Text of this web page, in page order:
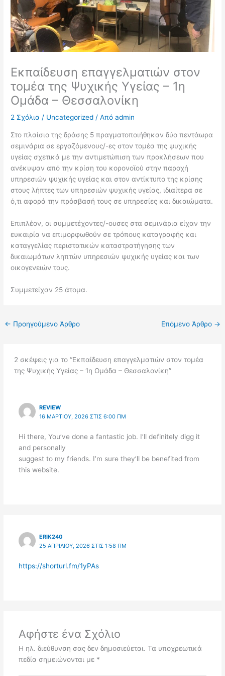
Εκπαίδευση επαγγελματιών στον
τομέα της Ψυχικής Υγείας – 1η
Ομάδα – Θεσσαλονίκη
2 Σχόλια / Uncategorized / Απόadmin
Στο πλαίσιο της δράσης 5 πραγματοποιήθηκαν δύο πεντάωρα
σεμινάρια σε εργαζόμενους/-ες στον τομέα της ψυχικής
υγείας σχετικά με την αντιμετώπιση των προκλήσεων που
ανέκυψαν από την κρίση του κορονοϊού στην παροχή
υπηρεσιών ψυχικής υγείας και στον αντίκτυπο της κρίσης
στους λήπτες των υπηρεσιών ψυχικής υγείας, ιδιαίτερα σε
ό,τι αφορά την πρόσβασή τους σε υπηρεσίες και δικαιώματα.
Επιπλέον, οι συμμετέχοντες/-ουσες στα σεμινάρια είχαν την
ευκαιρία να επιμορφωθούν σε τρόπους καταγραφής και
καταγγελίας περιστατικών καταστρατήγησης των
δικαιωμάτων ληπτών υπηρεσιών ψυχικής υγείας και των
οικογενειών τους.
Συμμετείχαν 25 άτομα.
← Προηγούμενο Άρθρο Επόμενο Άρθρο →
2 σκέψεις για το “Εκπαίδευση επαγγελματιών στον τομέα
της Ψυχικής Υγείας – 1η Ομάδα – Θεσσαλονίκη”
REVIEW
16 ΜΑΡΤΊΟΥ, 2026 ΣΤΙΣ 6:00 ΠΜ
Hi there, You’ve done a fantastic job. I’ll definitely digg it
and personally
suggest to my friends. I’m sure they’ll be benefited from
this website.
ERIK240
25 ΑΠΡΙΛΊΟΥ, 2026 ΣΤΙΣ 1:58 ΠΜ
https://shorturl.fm/1yPAs
Αφήστε ένα Σχόλιο
Η ηλ. διεύθυνση σας δεν δημοσιεύεται. Τα υποχρεωτικά
πεδία σημειώνονται με *